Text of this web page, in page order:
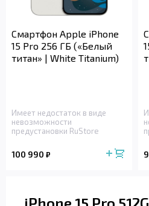
Смартфон Apple iPhone
15 Pro 256 ГБ («Белый
титан» | White Titanium)
Имеет недостаток в виде
невозможности
предустановки RuStore
100 990 ₽